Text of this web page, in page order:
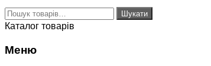
Шукати: Шукати
Каталог товарів
Меню